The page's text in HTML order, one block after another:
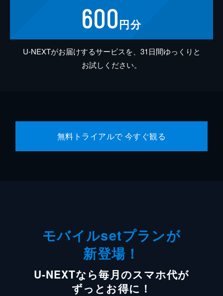
600円分
U-NEXTがお届けするサービスを、31日間ゆっくりと
お試しください。
無料トライアルで 今すぐ観る
モバイルsetプランが
新登場！
U-NEXTなら毎月のスマホ代が
ずっとお得に！